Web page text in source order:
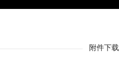
附件下载